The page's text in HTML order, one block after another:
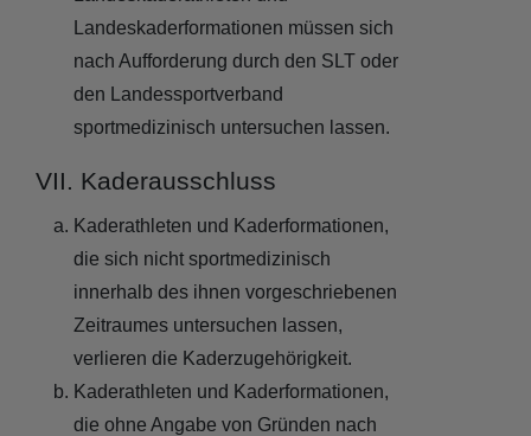
Landeskaderformationen müssen sich
nach Aufforderung durch den SLT oder
den Landessportverband
sportmedizinisch untersuchen lassen.
VII. Kaderausschluss
Kaderathleten und Kaderformationen,
die sich nicht sportmedizinisch
innerhalb des ihnen vorgeschriebenen
Zeitraumes untersuchen lassen,
verlieren die Kaderzugehörigkeit.
Kaderathleten und Kaderformationen,
die ohne Angabe von Gründen nach